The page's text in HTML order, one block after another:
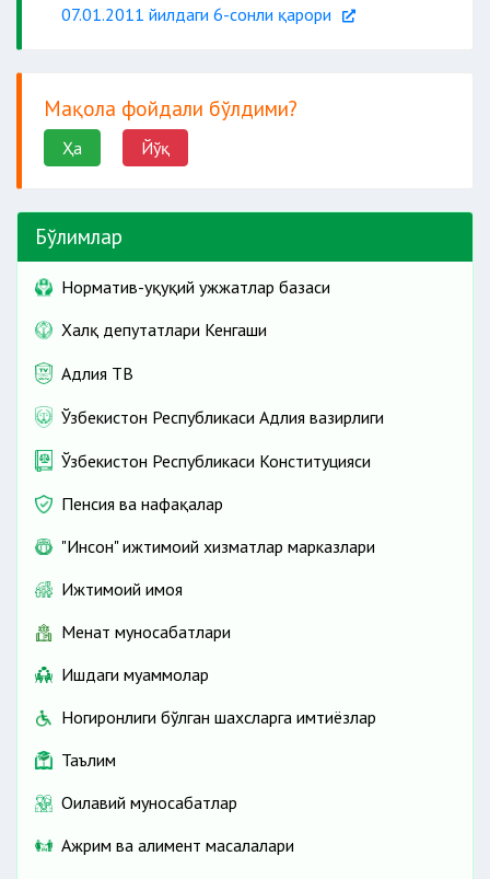
07.01.2011 йилдаги 6-сонли қарори
Мақола фойдали бўлдими?
Ҳа Йўқ
Бўлимлар
Норматив-ҳуқуқий ҳужжатлар базаси
Халқ депутатлари Кенгаши
Адлия ТВ
Ўзбекистон Республикаси Адлия вазирлиги
Ўзбекистон Республикаси Конституцияси
Пенсия ва нафақалар
"Инсон" ижтимоий хизматлар марказлари
Ижтимоий ҳимоя
Меҳнат муносабатлари
Ишдаги муаммолар
Ногиронлиги бўлган шахсларга имтиёзлар
Таълим
Оилавий муносабатлар
Ажрим ва алимент масалалари